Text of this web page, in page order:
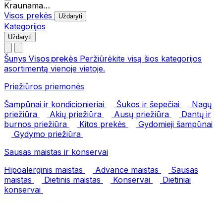
Kraunama…
Visos prekės
Uždaryti
Kategorijos
Uždaryti
Šunys Visos prekės Peržiūrėkite visą šios kategorijos
asortimentą vienoje vietoje.
Priežiūros priemonės
Šampūnai ir kondicionieriai
Šukos ir šepečiai
Nagų
priežiūra
Akių priežiūra Ausų priežiūra
Dantų ir
burnos priežiūra
Kitos prekės
Gydomieji šampūnai
Gydymo priežiūra
Sausas maistas ir konservai
Hipoalerginis maistas
Advance maistas
Sausas
maistas
Dietinis maistas Konservai
Dietiniai
konservai